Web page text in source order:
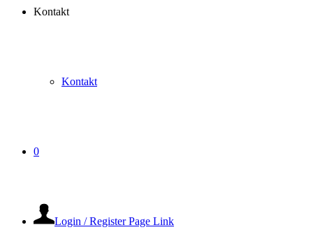
Kontakt
Kontakt
0
Login / Register Page Link